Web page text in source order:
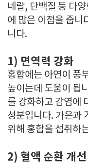
네랄, 단백질 등 다
에 많은 이점을 줍니
니다.
1) 면역력 강화
홍합에는 아연이 풍
높이는데 도움이 됩
를 강화하고 감염에
성분입니다. 가은과
위해 홍합을 섭취하
2) 혈액 순환 개선